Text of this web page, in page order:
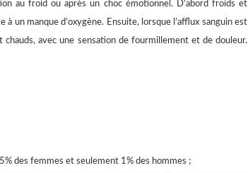
au froid ou après un choc émotionnel. D’abord froids et
un manque d’oxygène. Ensuite, lorsque l’afflux sanguin est
avec une sensation de fourmillement et de douleur.
des femmes et seulement 1% des hommes ;